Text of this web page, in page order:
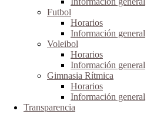
Futbol
Horarios
Información general
Voleibol
Horarios
Información general
Gimnasia Rítmica
Horarios
Información general
Transparencia